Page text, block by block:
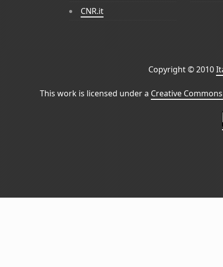
CNR.it
Copyright © 2010
This work is licensed under a Creative